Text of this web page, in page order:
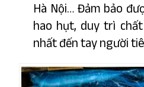
Hà Nội…Đảm bảo
hao hụt, duy trì
nhất đến tay người